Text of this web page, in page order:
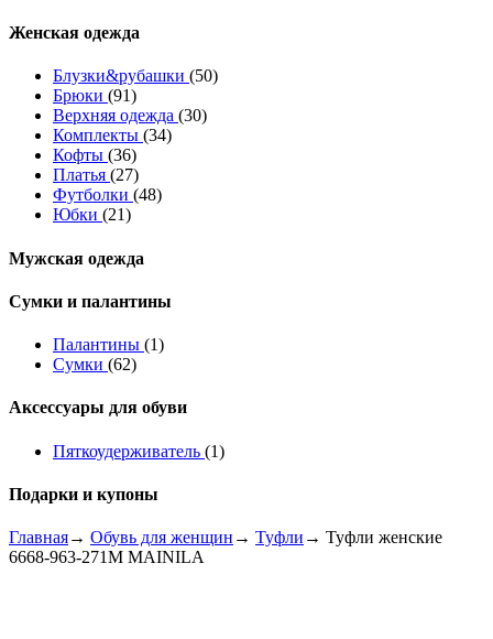
Женская одежда
Блузки&рубашки (50)
Брюки (91)
Верхняя одежда (30)
Комплекты (34)
Кофты (36)
Платья (27)
Футболки (48)
Юбки (21)
Мужская одежда
Сумки и палантины
Палантины (1)
Сумки (62)
Аксессуары для обуви
Пяткоудерживатель (1)
Подарки и купоны
Главная→ Обувь для женщин → Туфли → Туфли женские
6668-963-271M MAINILA